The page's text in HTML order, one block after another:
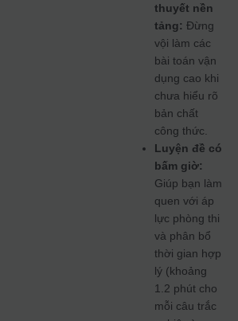
thuyết nền
tảng: Đừng
vội làm các
bài toán vận
dụng cao khi
chưa hiểu rõ
bản chất
công thức.
Luyện đề có
bấm giờ:
Giúp bạn làm
quen với áp
lực phòng thi
và phân bổ
thời gian hợp
lý (khoảng
1.2 phút cho
mỗi câu trắc